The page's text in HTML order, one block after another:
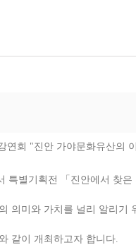
연회 "진안 가야문화유산의
특별기획전 「진안에서 찾
의미와 가치를 널리 알리기
같이 개최하고자 합니다.